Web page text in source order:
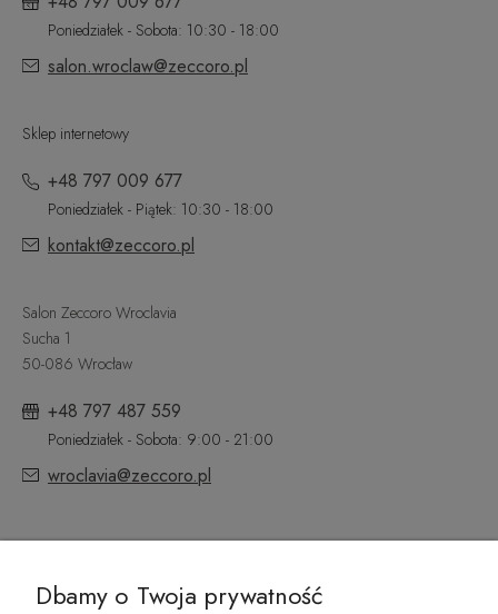
Poniedziałek - Sobota: 10:30 - 18:00
salon.wroclaw@zeccoro.pl
Sklep internetowy
+48 797 009 677
Poniedziałek - Piątek: 10:30 - 18:00
kontakt@zeccoro.pl
Salon Zeccoro Wroclavia
Sucha 1
50-086 Wrocław
+48 797 487 559
Poniedziałek - Sobota: 9:00 - 21:00
wroclavia@zeccoro.pl
Dbamy o Twoja prywatność